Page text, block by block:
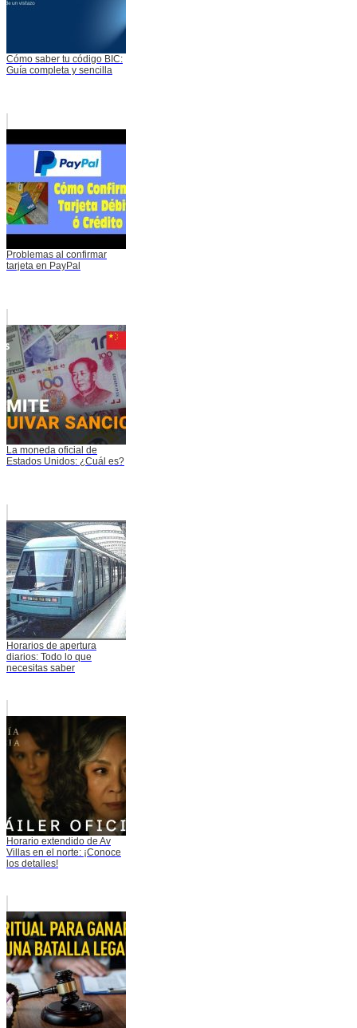
Cómo saber tu código BIC:
Guía completa y sencilla
Problemas al confirmar
tarjeta en PayPal
La moneda oficial de
Estados Unidos: ¿Cuál es?
Horarios de apertura
diarios: Todo lo que
necesitas saber
Horario extendido de Av
Villas en el norte: ¡Conoce
los detalles!